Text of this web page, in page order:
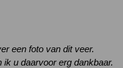
een foto van dit veer.
u daarvoor erg dankbaar.